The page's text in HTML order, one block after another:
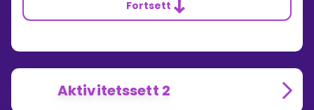
Fortsett
Aktivitetssett 2